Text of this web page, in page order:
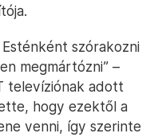
szórakozni
megmártózni” –
televíziónak adott
hogy ezektől a
venni, így szerinte